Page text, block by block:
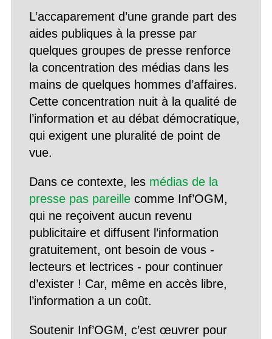
L’accaparement d’une grande part des
aides publiques à la presse par
quelques groupes de presse renforce
la concentration des médias dans les
mains de quelques hommes d’affaires.
Cette concentration nuit à la qualité de
l’information et au débat démocratique,
qui exigent une pluralité de point de
vue.
Dans ce contexte, les médias de la
presse pas pareillecomme Inf’OGM,
qui ne reçoivent aucun revenu
publicitaire et diffusent l’information
gratuitement, ont besoin de vous -
lecteurs et lectrices - pour continuer
d’exister ! Car, même en accès libre,
l’information a un coût.
Soutenir Inf’OGM, c’est œuvrer pour